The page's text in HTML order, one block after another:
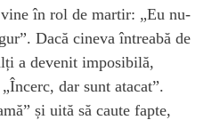
în rol de martir: „Eu nu-
Dacă cineva întreabă de
a devenit imposibilă,
dar sunt atacat”.
și uită să caute fapte,